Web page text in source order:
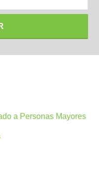
a Personas Mayores